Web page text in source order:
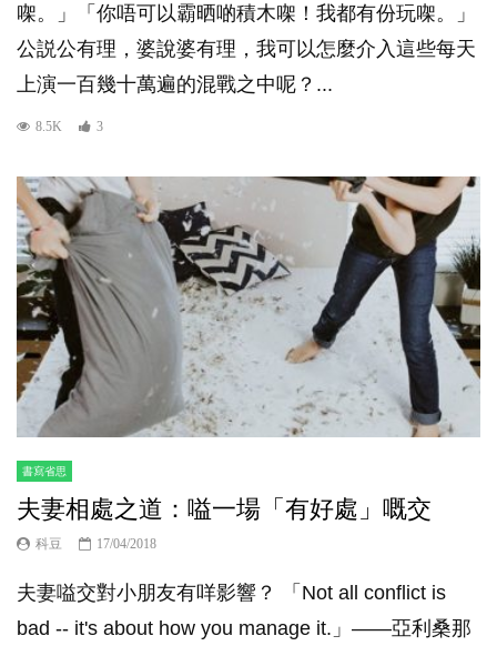
㗎。」「你唔可以霸晒啲積木㗎！我都有份玩㗎。」
公説公有理，婆說婆有理，我可以怎麼介入這些每天
上演一百幾十萬遍的混戰之中呢？...
8.5K 3
書寫省思
夫妻相處之道：嗌一場「有好處」嘅交
科豆 17/04/2018
夫妻嗌交對小朋友有咩影響？ 「Not all conflict is
bad -- it's about how you manage it.」——亞利桑那